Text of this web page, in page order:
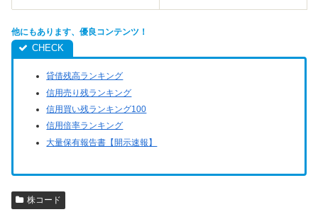
他にもあります、優良コンテンツ！
貸借残高ランキング
信用売り残ランキング
信用買い残ランキング100
信用倍率ランキング
大量保有報告書【開示速報】
株コード